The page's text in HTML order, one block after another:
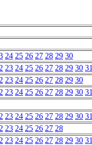
24 25 26 27 28 29 30
23 24 25 26 27 28 29 30 31
23 24 25 26 27 28 29 30
23 24 25 26 27 28 29 30 31
23 24 25 26 27 28 29 30 31
23 24 25 26 27 28
23 24 25 26 27 28 29 30 31